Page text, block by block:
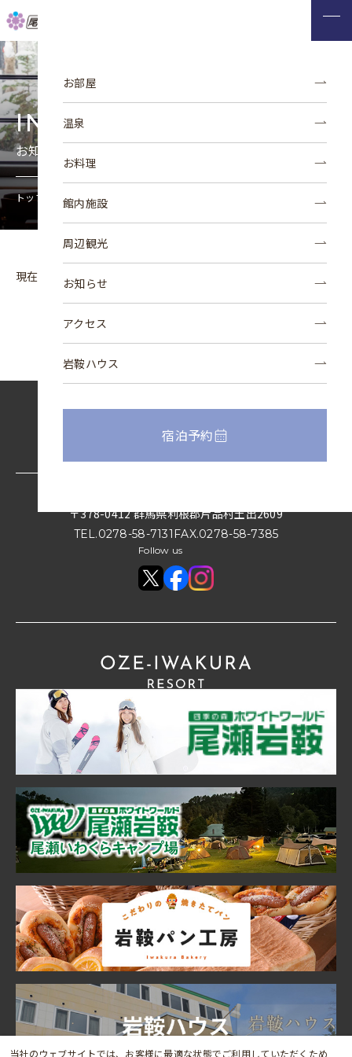
お部屋
温泉
お料理
館内施設
周辺観光
お知らせ
アクセス
岩鞍ハウス
宿泊予約
INFORMATION
お知らせ
トップページ お知らせ
現在ご覧いただける情報がございません。
〒378-0412群馬県利根郡片品村土出2609
TEL.0278-58-7131 FAX.0278-58-7385
Follow us
当社のウェブサイトでは、お客様に最適な状態でご利用していただくため